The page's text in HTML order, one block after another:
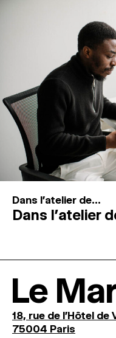
Dans l'atelier de...
Dans l’atelier
Le
18, rue de l'Hôtel de
75004 Paris